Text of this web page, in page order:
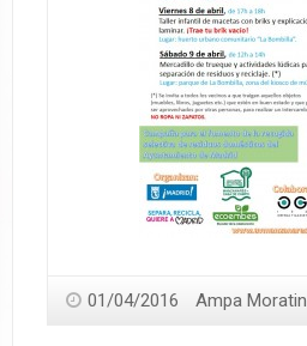
01/04/2016 Ampa Moratin